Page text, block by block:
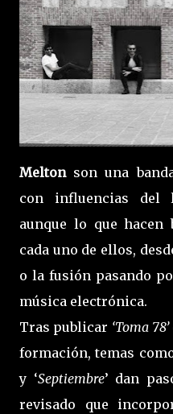
Meltonson una
con influencias del
aunque lo que hacen
cada uno de ellos,
o la fusión pasando
música electrónica.
Tras publicar ‘Toma 78’
formación, temas
y ‘Septiembre’ dan
revisado que